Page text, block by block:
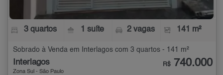
3 quartos 1 suíte 2 vagas 141 m²
Sobrado à Venda em Interlagos com 3 quartos - 141 m²
Interlagos
Zona Sul - São Paulo
R$ 740.000